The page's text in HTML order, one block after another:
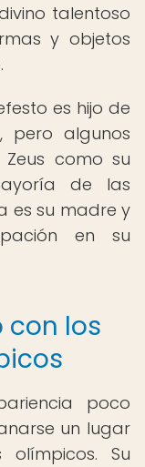
talentoso
y objetos
es hijo de
pero algunos
como su
de las
es su madre y
en su
con los
poco
un lugar
Su